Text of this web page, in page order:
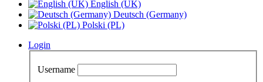
English (UK)
Deutsch (Germany)
Polski (PL)
Login
Username